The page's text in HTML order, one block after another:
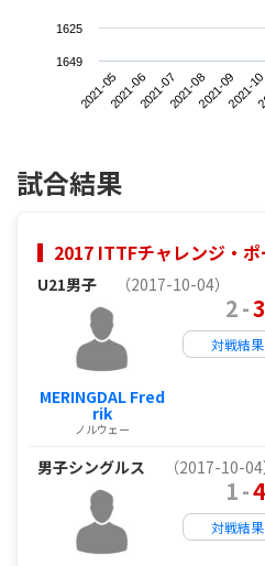
2021-052021-062021-072021-082021-092021-
1625
1649
試合結果
2017 ITTFチャレンジ・
U21男子 （2017-10-04）
MERINGDAL Fred
rik
ノルウェー
2-3
対戦結果
男子シングルス （2017-10-04
1-4
対戦結果